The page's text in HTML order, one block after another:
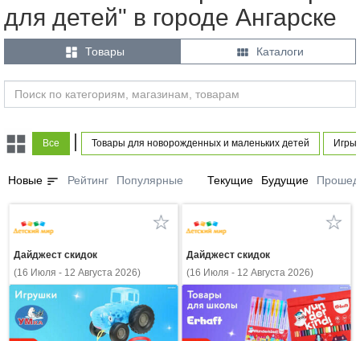
для детей" в городе Ангарске
 Товары  Каталоги
Все Товары для новорожденных и маленьких детей Игры
Новые sort Рейтинг Популярные Текущие Будущие
Дайджест скидок
(16 Июля - 12 Августа 2026)
Дайджест скидок
(16 Июля - 12 Августа 2026)